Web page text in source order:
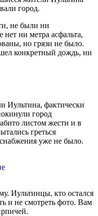
город.
не были ни
нет ни метра асфальта,
но грязи не было.
конкретный дождь, ни
Иультина, фактически
город
листом жести и в
греться
уже не было.
Иультинцы, кто остался
и не смотреть фото. Вам